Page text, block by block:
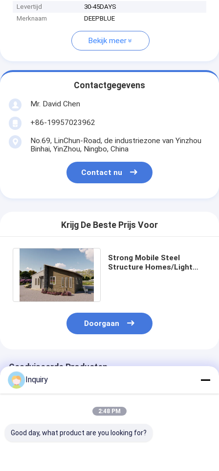
Levertijd
30-45DAYS
Merknaam
DEEPBLUE
Bekijk meer
Contactgegevens
Mr. David Chen
+86-19957023962
No.69, LinChun-Road, de industriezone van Yinzhou
Binhai, YinZhou, Ningbo, China
Contact nu
Krijg De Beste Prijs Voor
Strong Mobile Steel
Structure Homes/Light
Doorgaan
Geadviseerde Producten
Inquiry
2:48 PM
Good day, what product are you looking for?